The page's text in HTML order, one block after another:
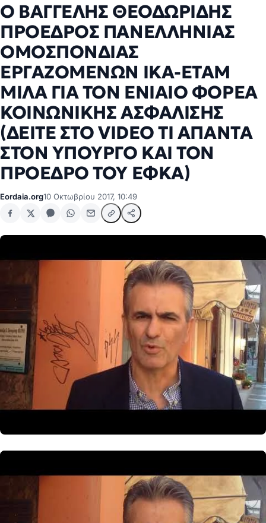
Ο ΒΑΓΓΕΛΗΣ ΘΕΟΔΩΡΙΔΗΣ
ΠΡΟΕΔΡΟΣ ΠΑΝΕΛΛΗΝΙΑΣ
ΟΜΟΣΠΟΝΔΙΑΣ
ΕΡΓΑΖΟΜΕΝΩΝ ΙΚΑ-ΕΤΑΜ
ΜΙΛΑ ΓΙΑ ΤΟΝ ΕΝΙΑΙΟ ΦΟΡΕΑ
ΚΟΙΝΩΝΙΚΗΣ ΑΣΦΑΛΙΣΗΣ
(ΔΕΙΤΕ ΣΤΟ VIDEO ΤΙ ΑΠΑΝΤΑ
ΣΤΟΝ ΥΠΟΥΡΓΟ ΚΑΙ ΤΟΝ
ΠΡΟΕΔΡΟ ΤΟΥ ΕΦΚΑ)
Eordaia.org10 Οκτωβρίου 2017, 10:49